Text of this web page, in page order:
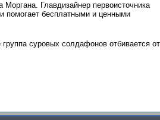
Главдизайнер первоисточника
помогает бесплатными и ценными
суровых солдафонов отбивается от